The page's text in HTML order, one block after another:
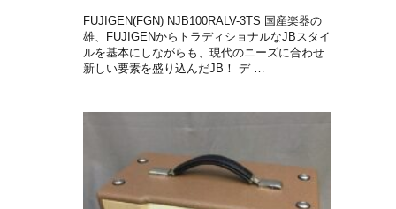
FUJIGEN(FGN) NJB100RALV-3TS 国産楽器の
雄、FUJIGENからトラディショナルなJBスタイ
ルを基本にしながらも、現代のニーズに合わせ
新しい要素を盛り込んだJB！ デ …